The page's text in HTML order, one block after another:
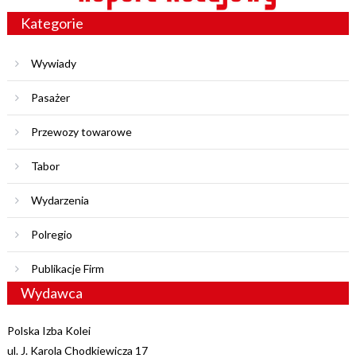
Kategorie
Wywiady
Pasażer
Przewozy towarowe
Tabor
Wydarzenia
Polregio
Publikacje Firm
Wydawca
Polska Izba Kolei
ul. J. Karola Chodkiewicza 17